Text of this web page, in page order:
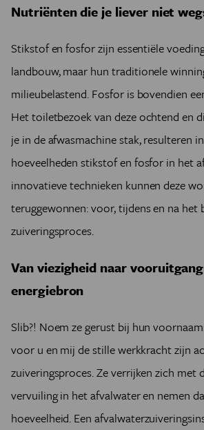
Nutriënten die je liever niet
Stikstof en fosfor zijn essentiële
landbouw, maar hun traditionele
milieubelastend. Fosfor is bovendien
Het toiletbezoek van deze ochtend en
je in de afwasmachine stak, resulteren
hoeveelheden stikstof en fosfor in het
innovatieve technieken kunnen deze
teruggewonnen: voor, tijdens en na het
zuiveringsproces.
Van viezigheid naar
energiebron
Slib?! Noem ze gerust bij hun
voor u en mij de stille werkkracht zijn
zuiveringsproces. Ze verrijken zich met
vervuiling in het afvalwater en nemen
hoeveelheid. Een